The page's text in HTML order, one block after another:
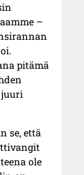
–
pitämä
se, että
ole